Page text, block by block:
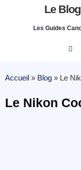
Le
Les Guides
Accueil » Blog » Le
Le Nikon